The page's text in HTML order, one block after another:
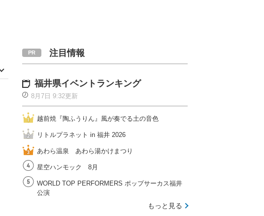
注目情報
福井県イベントランキング
8月7日 9:32更新
越前焼『陶ふうりん』風が奏でる土の音色
リトルプラネット in 福井 2026
あわら温泉 あわら湯かけまつり
星空ハンモック 8月
WORLD TOP PERFORMERS ポップサーカス福井
公演
もっと見る